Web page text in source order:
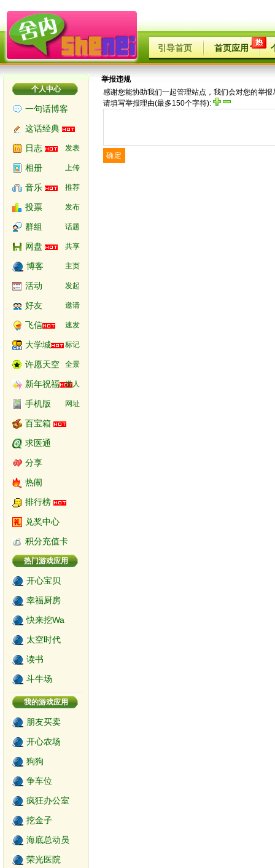
引导首页 首页应用
个人中心
一句话博客
这话经典
日志
发表
相册 上传
音乐 推荐
投票 发布
群组 话题
网盘 共享
博客 主页
活动 发起
好友 邀请
飞信 速发
大学城 标记
许愿天空 全景
新年祝福 送人
手机版 网址
百宝箱
求医通
分享
热闹
排行榜
兑奖中心
积分充值卡
热门游戏应用
开心宝贝
幸福厨房
快来挖Wa
太空时代
读书
斗牛场
我的游戏应用
朋友买卖
开心农场
狗狗
争车位
疯狂办公室
挖金子
海底总动员
荣光医院
举报违规
感谢您能协助我们一起管理站点，我们会对您的举报
请填写举报理由(最多150个字符):
确定